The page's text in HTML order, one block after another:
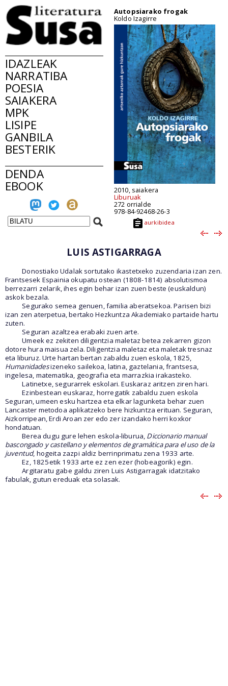
IDAZLEAK
NARRATIBA
POESIA
SAIAKERA
MPK
LISIPE
GANBILA
BESTERIK
DENDA
EBOOK
Autopsiarako frogak
Koldo Izagirre
2010, saiakera
Liburuak
272 orrialde
978-84-92468-26-3
aurkibidea
LUIS ASTIGARRAGA
Donostiako Udalak sortutako ikastetxeko zuzendaria izan zen.
Frantsesek Espainia okupatu ostean (1808-1814) absolutismoa
berrezarri zelarik, ihes egin behar izan zuen beste (euskaldun)
askok bezala.
Segurako semea genuen, familia aberatsekoa. Parisen bizi
izan zen aterpetua, bertako Hezkuntza Akademiako partaide hartu
zuten.
Seguran azaltzea erabaki zuen arte.
Umeek ez zekiten diligentzia maletaz betea zekarren gizon
dotore hura maisua zela. Diligentzia maletaz eta maletak tresnaz
eta liburuz. Urte hartan bertan zabaldu zuen eskola, 1825,
Humanidadesizeneko sailekoa, latina, gaztelania, frantsesa,
ingelesa, matematika, geografia eta marrazkia irakasteko.
Latinetxe, segurarrek eskolari. Euskaraz aritzen ziren hari.
Ezinbestean euskaraz, horregatik zabaldu zuen eskola
Seguran, umeen esku hartzea eta elkar lagunketa behar zuen
Lancaster metodoa aplikatzeko bere hizkuntza erituan. Seguran,
Aizkorripean, Erdi Aroan zer edo zer izandako herri koxkor
hondatuan.
Berea dugu gure lehen eskola-liburua, Diccionario manual
bascongado y castellano y elementos de gramática para el uso de la
juventud, hogeita zazpi aldiz berrinprimatu zena 1933 arte.
Ez, 1825etik 1933 arte ez zen ezer (hobeagorik) egin.
Argitaratu gabe galdu ziren Luis Astigarragak idatzitako
fabulak, gutun ereduak eta solasak.